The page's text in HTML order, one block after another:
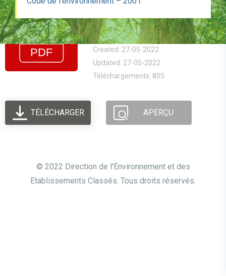
Code De
L’environnement - 2001
Taille: 4.74 MB
Created: 27-05-2022
Updated: 27-05-2022
Téléchargements: 805
TÉLÉCHARGER APERÇU
© 2022 Direction de l'Environnement et des
Etablissements Classés. Tous droits réservés.